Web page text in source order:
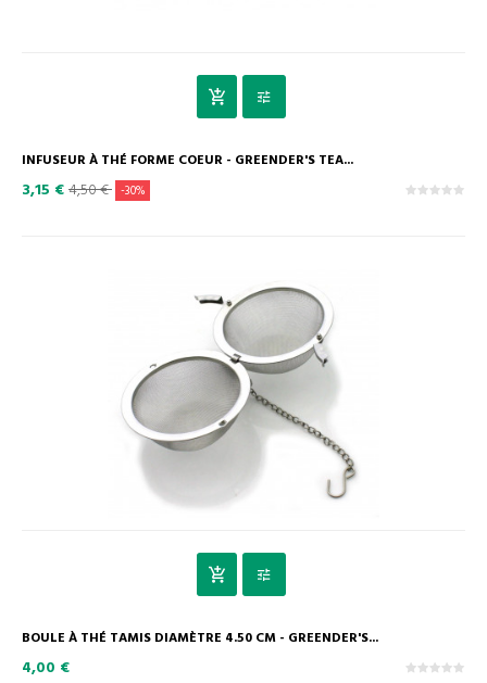
INFUSEUR À THÉ FORME COEUR - GREENDER'S TEA...
3,15 €4,50 € -30%
BOULE À THÉ TAMIS DIAMÈTRE 4.50 CM - GREENDER'S...
4,00 €